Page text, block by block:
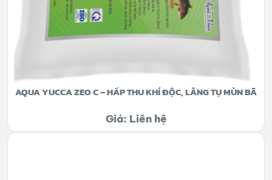
AQUA YUCCA ZEO C – HẤP THU KHÍ ĐỘC, LẮNG TỤ MÙN BÃ
Giá: Liên hệ